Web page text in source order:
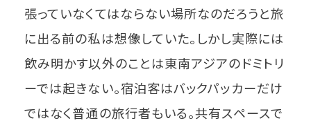
張っていなくてはならない場所なのだろうと旅
に出る前の私は想像していた。しかし実際には
飲み明かす以外のことは東南アジアのドミトリ
ーでは起きない。宿泊客はバックパッカーだけ
ではなく普通の旅行者もいる。共有スペースで